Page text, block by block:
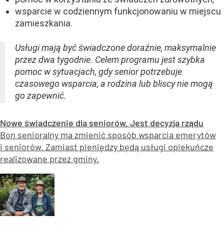
wsparcie w codziennym funkcjonowaniu w miejscu
zamieszkania.
Usługi mają być świadczone doraźnie, maksymalnie
przez dwa tygodnie. Celem programu jest szybka
pomoc w sytuacjach, gdy senior potrzebuje
czasowego wsparcia, a rodzina lub bliscy nie mogą
go zapewnić.
Nowe świadczenie dla seniorów. Jest decyzja rządu
Bon senioralny ma zmienić sposób wsparcia emerytów
i seniorów. Zamiast pieniędzy będą usługi opiekuńcze
realizowane przez gminy.